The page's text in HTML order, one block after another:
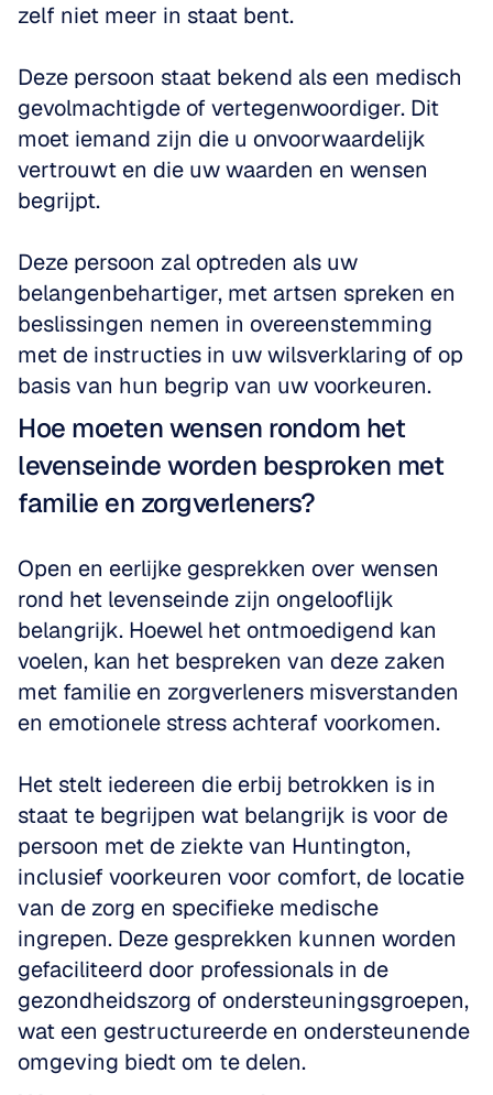
zelf niet meer in staat bent.
Deze persoon staat bekend als een medisch
gevolmachtigde of vertegenwoordiger. Dit
moet iemand zijn die u onvoorwaardelijk
vertrouwt en die uw waarden en wensen
begrijpt.
Deze persoon zal optreden als uw
belangenbehartiger, met artsen spreken en
beslissingen nemen in overeenstemming
met de instructies in uw wilsverklaring of op
basis van hun begrip van uw voorkeuren.
Hoe moeten wensen rondom het
levenseinde worden besproken met
familie en zorgverleners?
Open en eerlijke gesprekken over wensen
rond het levenseinde zijn ongelooflijk
belangrijk. Hoewel het ontmoedigend kan
voelen, kan het bespreken van deze zaken
met familie en zorgverleners misverstanden
en emotionele stress achteraf voorkomen.
Het stelt iedereen die erbij betrokken is in
staat te begrijpen wat belangrijk is voor de
persoon met de ziekte van Huntington,
inclusief voorkeuren voor comfort, de locatie
van de zorg en specifieke medische
ingrepen. Deze gesprekken kunnen worden
gefaciliteerd door professionals in de
gezondheidszorg of ondersteuningsgroepen,
wat een gestructureerde en ondersteunende
omgeving biedt om te delen.